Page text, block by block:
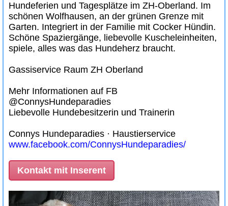
Hundeferien und Tagesplätze im ZH-Oberland. Im
schönen Wolfhausen, an der grünen Grenze mit
Garten. Integriert in der Familie mit Cocker Hündin.
Schöne Spaziergänge, liebevolle Kuscheleinheiten,
spiele, alles was das Hundeherz braucht.
Gassiservice Raum ZH Oberland
Mehr Informationen auf FB
@ConnysHundeparadies
Liebevolle Hundebesitzerin und Trainerin
Connys Hundeparadies · Haustierservice
www.facebook.com/ConnysHundeparadies/
Kontakt mit Inserent